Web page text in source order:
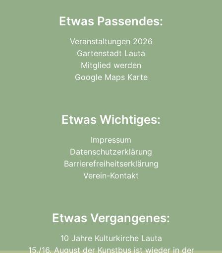
Etwas Passendes:
Veranstaltungen 2026
Gartenstadt Lauta
Mitglied werden
Google Maps Karte
Etwas Wichtiges:
Impressum
Datenschutzerklärung
Barrierefreiheitserklärung
Verein-Kontakt
Etwas Vergangenes:
10 Jahre Kulturkirche Lauta
15./16. August der Kunstbus ist wieder in der